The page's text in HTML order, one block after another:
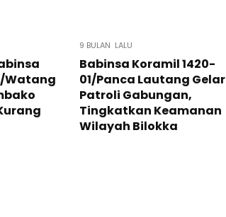
Watang
9 BULAN LALU
Babinsa Koramil 1420-
01/Panca Lautang Gelar
Patroli Gabungan,
Tingkatkan Keamanan
Wilayah Bilokka